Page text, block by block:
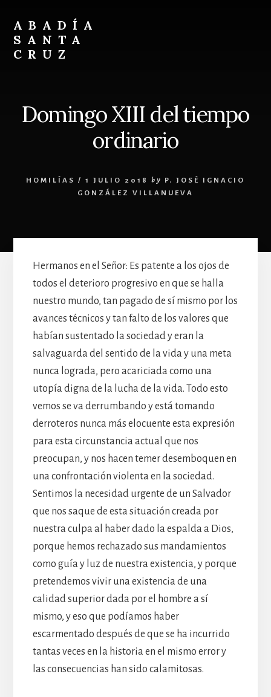
content
footer
ABADÍA
SANTA
CRUZ
Domingo XIII del tiempo
ordinario
HOMILÍAS / 1 JULIO 2018 by
P. JOSÉ IGNACIO
GONZÁLEZ VILLANUEVA
Hermanos en el Señor: Es patente a los ojos de
todos el deterioro progresivo en que se halla
nuestro mundo, tan pagado de sí mismo por los
avances técnicos y tan falto de los valores que
habían sustentado la sociedad y eran la
salvaguarda del sentido de la vida y una meta
nunca lograda, pero acariciada como una
utopía digna de la lucha de la vida. Todo esto
vemos se va derrumbando y está tomando
derroteros nunca más elocuente esta expresión
para esta circunstancia actual que nos
preocupan, y nos hacen temer desemboquen en
una confrontación violenta en la sociedad.
Sentimos la necesidad urgente de un Salvador
que nos saque de esta situación creada por
nuestra culpa al haber dado la espalda a Dios,
porque hemos rechazado sus mandamientos
como guía y luz de nuestra existencia, y porque
pretendemos vivir una existencia de una
calidad superior dada por el hombre a sí
mismo, y eso que podíamos haber
escarmentado después de que se ha incurrido
tantas veces en la historia en el mismo error y
las consecuencias han sido calamitosas.